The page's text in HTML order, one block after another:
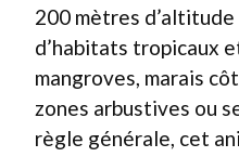
200 mètres
d’habitats tropicaux
mangroves, marais
zones arbustives ou
règle générale, cet